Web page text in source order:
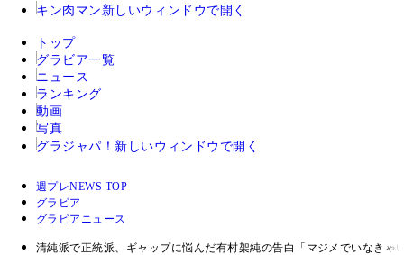
キン肉マン 新しいウィンドウで開く
トップ
グラビア一覧
ニュース
ランキング
動画
写真
グラジャパ！ 新しいウィンドウで開く
週プレNEWS TOP
グラビア
グラビアニュース
清純派で正統派、ギャップに悩んだ有村架純の告白「マジメでいなき